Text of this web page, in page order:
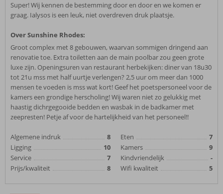
Super! Wij kennen de bestemming door en door en we komen er
graag. Ialysos is een leuk, niet overdreven druk plaatsje.
Over Sunshine Rhodes:
Groot complex met 8 gebouwen, waarvan sommigen dringend aan
renovatie toe. Extra toiletten aan de main poolbar zou geen grote
luxe zijn. Openingsuren van restaurant herbekijken: diner van 18u30
tot 21u mss met half uurtje verlengen? 2,5 uur om meer dan 1000
mensen te voeden is mss wat kort! Geef het poetspersoneel voor de
kamers een grondige herscholing! Wij waren niet zo gelukkig met
haastig dichrgegooide bedden en wasbak in de badkamer met
zeepresten! Petje af voor de hartelijkheid van het personeel!!
Algemene indruk
8
Ligging
10
Service
7
Prijs/kwaliteit
8
Eten
7
Kamers
9
Kindvriendelijk
-
Wifi kwaliteit
5